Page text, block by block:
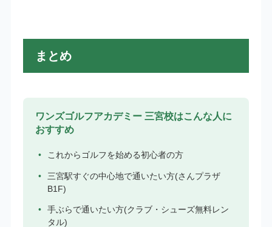
まとめ
ワンズゴルフアカデミー 三宮校はこんな人に
おすすめ
これからゴルフを始める初心者の方
三宮駅すぐの中心地で通いたい方(さんプラザ
B1F)
手ぶらで通いたい方(クラブ・シューズ無料レン
タル)